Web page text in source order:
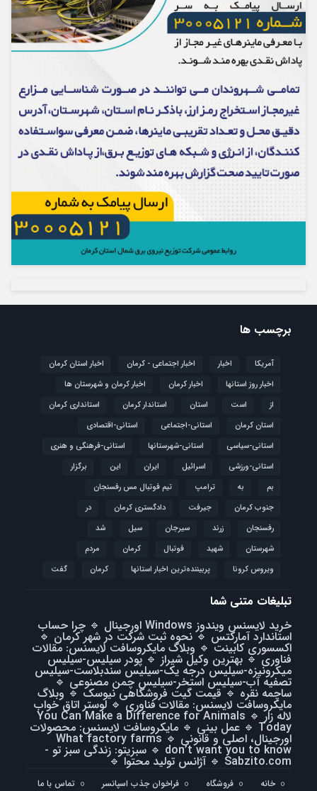
برچسب ها
آمریکا اخبار اخبار اجتماعی - کرمان
اخبار استان کرمان
اخبار روز استانها
اخبار کرمان
اخبار کرمان و شهرستان ها
از
است استان استاندار کرمان
استانداری کرمان
استان کرمان
استانی-اجتماعی
استانی-اقتصادی
استانی-سیاسی
استانی-شهرستانها
استانی-فرهنگی و هنری
استانی-ورزشی
اسرائیل ایران این
برگزار
بم
به ترامپ
تیم فوتبال مس رفسنجان
جنوب کرمان
جیرفت دادگستری کرمان
در
رفسنجان
زرند سیرجان سیل
شد
شهرستان
شهید فوتبال كرمان
مردم
ویروس کرونا
پربیننده‌ترین اخبار استانها کرمان گفت
تبلیغات متنی شما
خرید لایسنس ویندوز Windows اورجینال
🔹 چرا حساب
استاندارد آمارکتس 🔹نحوه ثبت شرکت در شهر کرمان 🔹
اکسسوری کابینت 🔹 وبلاگ مایکروسافت لایسنس: مقالات
فناوری🔹 بهترین وکیل شیراز 🔹پودر سیلیس-سیلیس
میکرونیزه-سیلیس درجه یک-سیلیس سندبلاست-سیلیس
تصفیه آب-سیلیس استخر-سیلیس چمن مصنوعی 🔹
ساچمه نقره 🔹قیمت گیت فروشگاهی نیوسک 🔹 وبلاگ
مایکروسافت لایسنس: مقالات فناوری🔹لوستر اتاق خواب
لاله زار 🔹
You Can Make a Difference for Animals
Today
🔹 عمل بینی 🔹 مایکروسافت لایسنس: محصولات
اورجینال، اصلی و قانونی 🔹
What factory farms
don’t want you to know
🔹 سبزیتو: زندگی سبز تو -
Sabzito.com
🔹 آژانس تولید محتوا🔹
خانه فروشگاه فراخوان جذب اسپانسر تماس با ما